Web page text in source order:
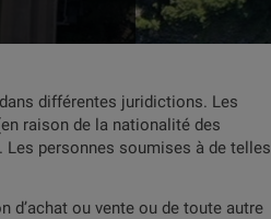
différentes juridictions. Les
raison de la nationalité des
personnes soumises à de telles
ou vente ou de toute autre